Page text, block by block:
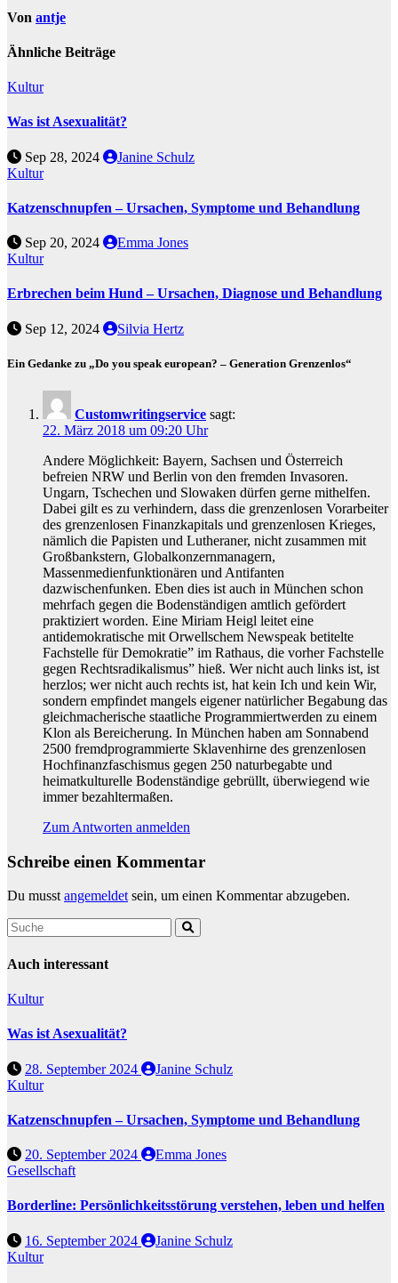
Von antje
Ähnliche Beiträge
Kultur
Was ist Asexualität?
Sep 28, 2024
Janine Schulz
Kultur
Katzenschnupfen – Ursachen, Symptome und Behandlung
Sep 20, 2024
Emma Jones
Kultur
Erbrechen beim Hund – Ursachen, Diagnose und Behandlung
Sep 12, 2024 Silvia Hertz
Ein Gedanke zu „Do you speak european? – Generation Grenzenlos“
Customwritingservice sagt:
22. März 2018 um 09:20 Uhr
Andere Möglichkeit: Bayern, Sachsen und Österreich
befreien NRW und Berlin von den fremden Invasoren.
Ungarn, Tschechen und Slowaken dürfen gerne mithelfen.
Dabei gilt es zu verhindern, dass die grenzenlosen Vorarbeiter
des grenzenlosen Finanzkapitals und grenzenlosen Krieges,
nämlich die Papisten und Lutheraner, nicht zusammen mit
Großbankstern, Globalkonzernmanagern,
Massenmedienfunktionären und Antifanten
dazwischenfunken. Eben dies ist auch in München schon
mehrfach gegen die Bodenständigen amtlich gefördert
praktiziert worden. Eine Miriam Heigl leitet eine
antidemokratische mit Orwellschem Newspeak betitelte
Fachstelle für Demokratie” im Rathaus, die vorher Fachstelle
gegen Rechtsradikalismus” hieß. Wer nicht auch links ist, ist
herzlos; wer nicht auch rechts ist, hat kein Ich und kein Wir,
sondern empfindet mangels eigener natürlicher Begabung das
gleichmacherische staatliche Programmiertwerden zu einem
Klon als Bereicherung. In München haben am Sonnabend
2500 fremdprogrammierte Sklavenhirne des grenzenlosen
Hochfinanzfaschismus gegen 250 naturbegabte und
heimatkulturelle Bodenständige gebrüllt, überwiegend wie
immer bezahltermaßen.
Zum Antworten anmelden
Schreibe einen Kommentar
Du musstangemeldetsein, um einen Kommentar abzugeben.
Auch interessant
Kultur
Was ist Asexualität?
28. September 2024
Janine Schulz
Kultur
Katzenschnupfen – Ursachen, Symptome und Behandlung
20. September 2024
Emma Jones
Gesellschaft
Borderline: Persönlichkeitsstörung verstehen, leben und helfen
16. September 2024
Janine Schulz
Kultur